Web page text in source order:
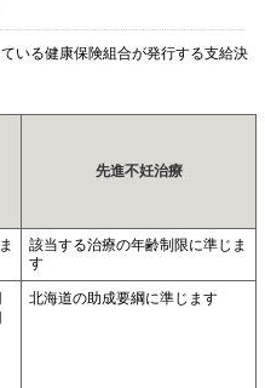
いる健康保険組合が発行する支給決
先進不妊治療
該当する治療の年齢制限に準じま
す
北海道の助成要綱に準じます